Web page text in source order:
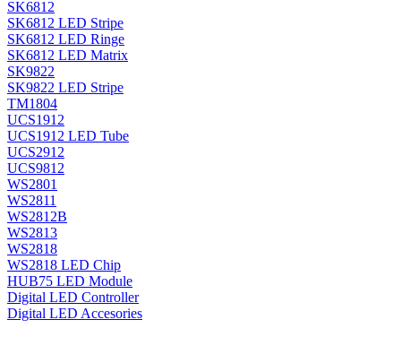
SK6812
SK6812 LED Stripe
SK6812 LED Ringe
SK6812 LED Matrix
SK9822
SK9822 LED Stripe
TM1804
UCS1912
UCS1912 LED Tube
UCS2912
UCS9812
WS2801
WS2811
WS2812B
WS2813
WS2818
WS2818 LED Chip
HUB75 LED Module
Digital LED Controller
Digital LED Accesories